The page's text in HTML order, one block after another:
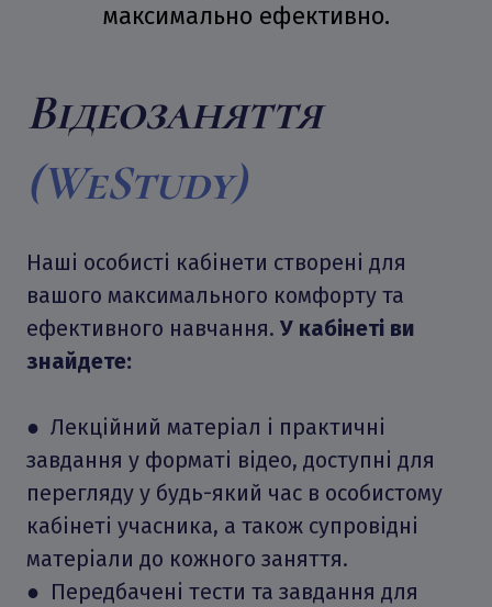
максимально ефективно.
Відеозаняття
(WeStudy)
Наші особисті кабінети створені для
вашого максимального комфорту та
ефективного навчання. У кабінеті ви
знайдете:
● Лекційний матеріал і практичні
завдання у форматі відео, доступні для
перегляду у будь-який час в особистому
кабінеті учасника, а також супровідні
матеріали до кожного заняття.
● Передбачені тести та завдання для